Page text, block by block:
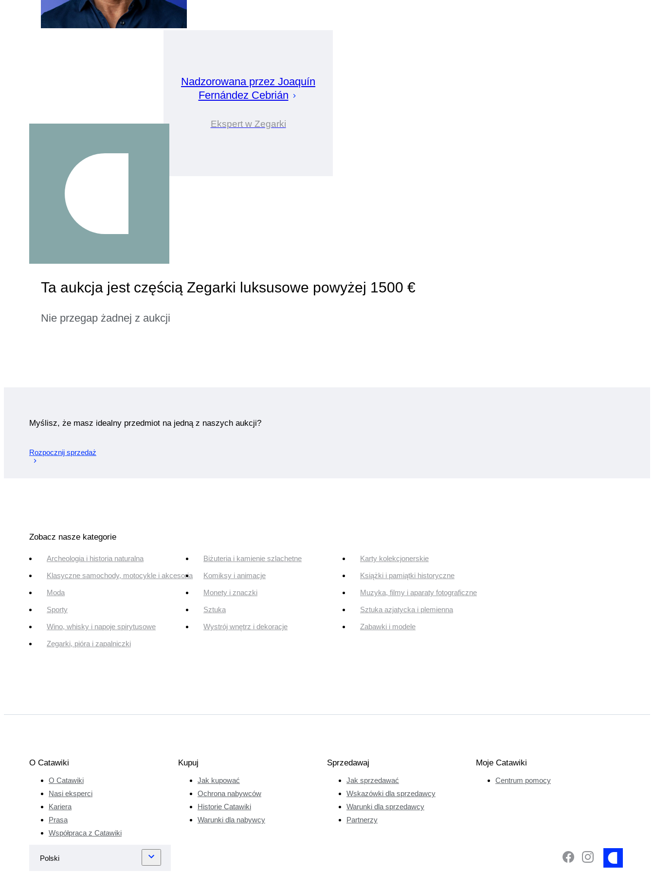
Nadzorowana przez Joaquín
Fernández Cebrián
Ekspert w Zegarki
Ta aukcja jest częścią Zegarki luksusowe powyżej 1500 €
Nie przegap żadnej z aukcji
Myślisz, że masz idealny przedmiot na jedną z naszych aukcji?
Rozpocznij sprzedaż
Zobacz nasze kategorie
Archeologia i historia naturalna Biżuteria i kamienie szlachetne Karty kolekcjonerskie
Klasyczne samochody, motocykle i akcesoria Komiksy i animacje Książki i pamiątki historyczne
Moda Monety i znaczki Muzyka, filmy i aparaty fotograficzne
Sporty Sztuka Sztuka azjatycka i plemienna
Wino, whisky i napoje spirytusowe Wystrój wnętrz i dekoracje Zabawki i modele
Zegarki, pióra i zapalniczki
O Catawiki
O Catawiki
Nasi eksperci
Kariera
Prasa
Współpraca z Catawiki
Kupuj
Jak kupować
Ochrona nabywców
Historie Catawiki
Warunki dla nabywcy
Sprzedawaj
Jak sprzedawać
Wskazówki dla sprzedawcy
Warunki dla sprzedawcy
Partnerzy
Moje Catawiki
Centrum pomocy